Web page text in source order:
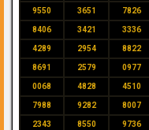
9550 3651 7826
8406 3421 3336
4289 2954 8822
8691 2579 0977
0068 4828 4510
7988 9282 8007
2343 8550 9736